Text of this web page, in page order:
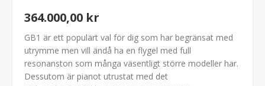
364.000,00 kr
GB1 är ett populärt val för dig som har begränsat med
utrymme men vill ändå ha en flygel med full
resonanston som många väsentligt större modeller har.
Dessutom är pianot utrustat med det